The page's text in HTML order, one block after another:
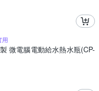
用
微電腦電動給水熱水瓶(CP-